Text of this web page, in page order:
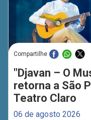
Compartilhe
"Djavan – O
retorna a São
Teatro Claro
06 de agosto 2026